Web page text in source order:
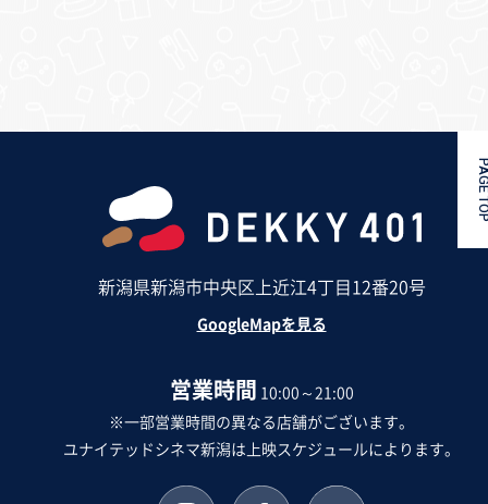
新潟県新潟市中央区上近江4丁目12番20号
GoogleMapを見る
営業時間 10:00～21:00
※一部営業時間の異なる店舗がございます。
ユナイテッドシネマ新潟は上映スケジュールによります。